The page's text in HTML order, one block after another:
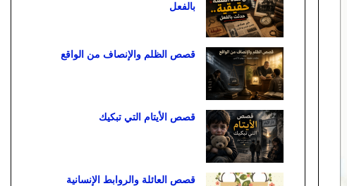
بالفعل
قصص الظلم والإنصاف من الواقع
قصص الأيتام التي تبكيك
قصص العائلة والروابط الإنسانية